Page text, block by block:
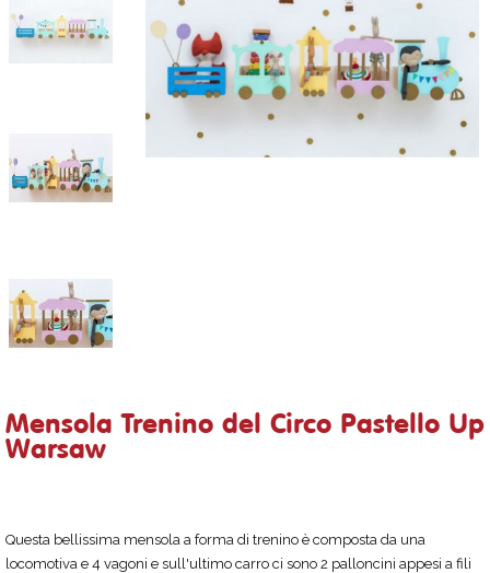
Mensola Trenino del Circo Pastello Up
Warsaw
Questa bellissima mensola a forma di trenino è composta da una
locomotiva e 4 vagoni e sull'ultimo carro ci sono 2 palloncini appesi a fili